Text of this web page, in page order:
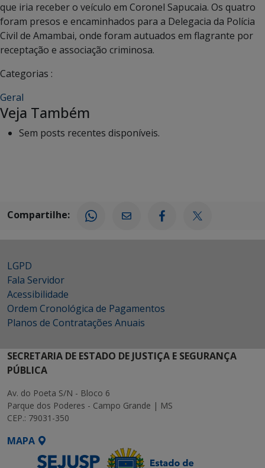
que iria receber o veículo em Coronel Sapucaia. Os quatro
foram presos e encaminhados para a Delegacia da Polícia
Civil de Amambai, onde foram autuados em flagrante por
receptação e associação criminosa.
Categorias :
Geral
Veja Também
Sem posts recentes disponíveis.
Compartilhe:
LGPD
Fala Servidor
Acessibilidade
Ordem Cronológica de Pagamentos
Planos de Contratações Anuais
SECRETARIA DE ESTADO DE JUSTIÇA E SEGURANÇA
PÚBLICA
Av. do Poeta S/N - Bloco 6
Parque dos Poderes - Campo Grande | MS
CEP.: 79031-350
MAPA